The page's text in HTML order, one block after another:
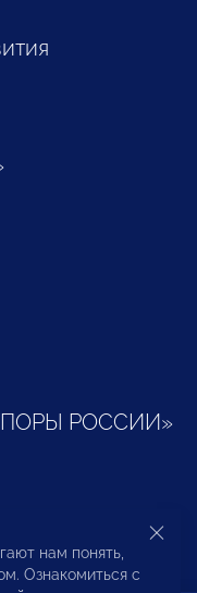
РОССИИ»
и
нам понять,
Ознакомиться с